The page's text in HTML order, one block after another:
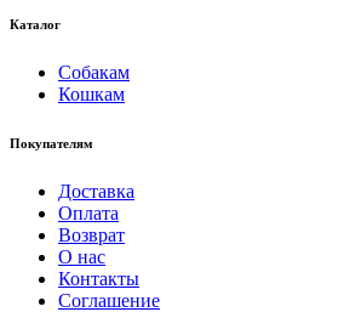
Каталог
Собакам
Кошкам
Покупателям
Доставка
Оплата
Возврат
О нас
Контакты
Соглашение